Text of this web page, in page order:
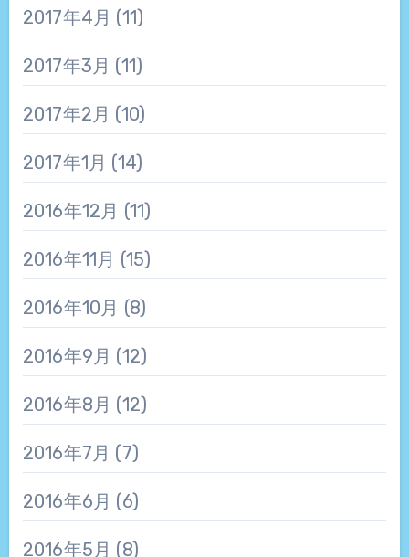
2017年4月 (11)
2017年3月 (11)
2017年2月 (10)
2017年1月 (14)
2016年12月 (11)
2016年11月 (15)
2016年10月 (8)
2016年9月 (12)
2016年8月 (12)
2016年7月 (7)
2016年6月 (6)
2016年5月 (8)